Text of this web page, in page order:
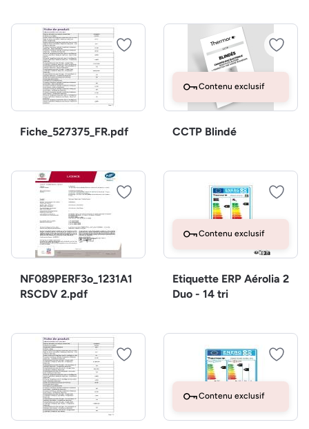
Fiche_527375_FR.pdf
Contenu exclusif
CCTP Blindé
NF089PERF3o_1231A1
RSCDV 2.pdf
Contenu exclusif
Etiquette ERP Aérolia 2
Duo - 14 tri
Contenu exclusif